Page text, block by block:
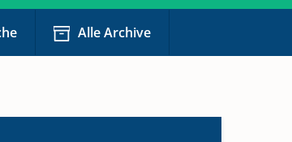
Alle Archive